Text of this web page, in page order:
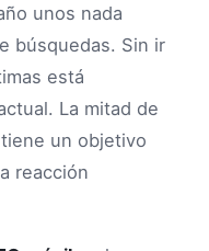
unos nada
búsquedas. Sin ir
está
La mitad de
un objetivo
reacción